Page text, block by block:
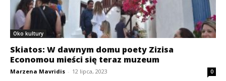
Oko kultury
Skiatos: W dawnym domu poety Zizisa
Economou mieści się teraz muzeum
Marzena Mavridis - 12 lipca, 2023 0